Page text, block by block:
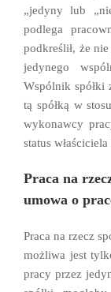
„jedyny lub
podlega
podkreślił, że
jedynego
Wspólnik spółki
tą spółką w
wykonawcy
status
Praca na
umowa o
Praca na rzecz
możliwa jest
pracy przez